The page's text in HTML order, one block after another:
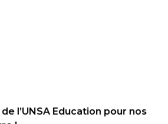
l’UNSA Education pour nos